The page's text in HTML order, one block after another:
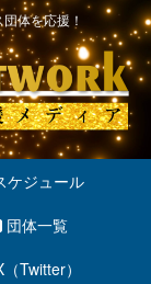
体を応援！
ジュール
団体一覧
（Twitter）